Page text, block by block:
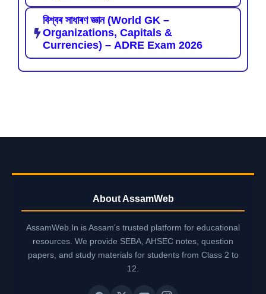
বিশ্বৰ সাধাৰণ জ্ঞান (World GK –
Organizations, Capitals &
Currencies) – ADRE Exam 2026
About AssamWeb
AssamWeb.In is Assam's trusted platform for educational
resources. We provide SEBA, AHSEC notes, question
papers, and study materials for students from Class 2 to
12.